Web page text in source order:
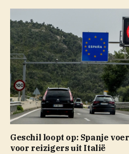
Geschil loopt op: Spanje
voor reizigers uit Italië